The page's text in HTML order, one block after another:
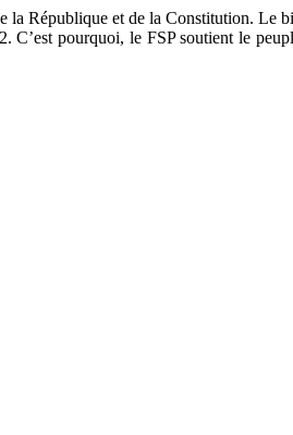
République et de la Constitution. Le
pourquoi, le FSP soutient le